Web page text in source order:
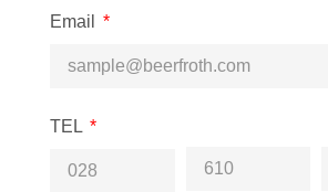
Email
TEL